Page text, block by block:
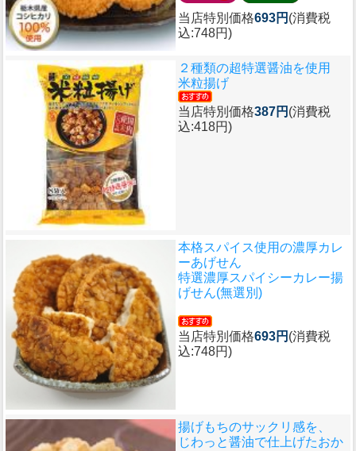
当店特別価格693円 (消費税
込:748円)
２種類の超特選醤油を使用
米粒揚げ
当店特別価格387円 (消費税
込:418円)
本格スパイス使用の濃厚カレ
ーあげせん
特選濃厚スパイシーカレー揚
げせん(無選別)
当店特別価格693円 (消費税
込:748円)
揚げもちのサックリ感を、
じわっと醤油で仕上げたおか